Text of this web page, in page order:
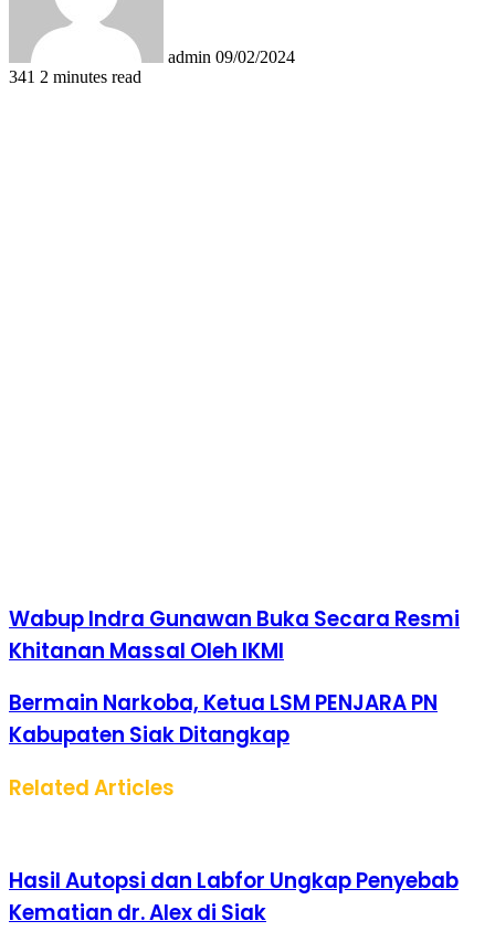
admin 09/02/2024
341 2 minutes read
Wabup Indra Gunawan Buka Secara Resmi
Khitanan Massal Oleh IKMI
Bermain Narkoba, Ketua LSM PENJARA PN
Kabupaten Siak Ditangkap
Related Articles
Hasil Autopsi dan Labfor Ungkap Penyebab
Kematian dr. Alex di Siak